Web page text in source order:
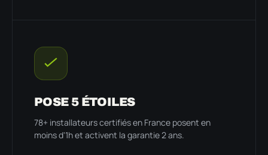
POSE 5 ÉTOILES
78+ installateurs certifiés en France posent en
moins d'1h et activent la garantie 2 ans.